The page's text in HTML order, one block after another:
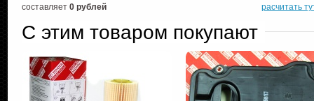
составляет 0 рублей
расчитать
С этим товаром покупают